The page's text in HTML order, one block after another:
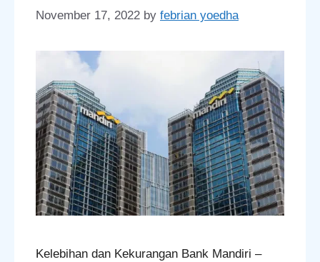
November 17, 2022 by febrian yoedha
Kelebihan dan Kekurangan Bank Mandiri –